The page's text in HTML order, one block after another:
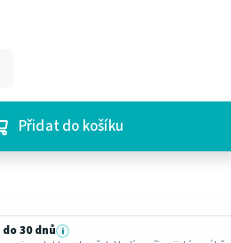
Přidat do košíku
30 dnů i